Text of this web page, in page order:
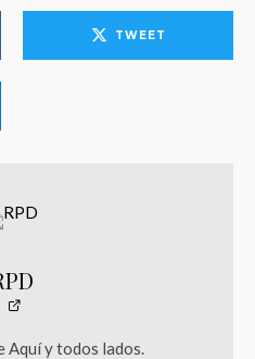
TWEET
Aquí y todos lados.